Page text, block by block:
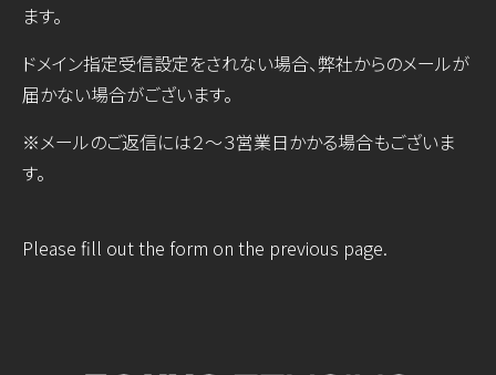
ます。
ドメイン指定受信設定をされない場合、弊社からのメールが
届かない場合がございます。
※メールのご返信には２～３営業日かかる場合もございま
す。
Please fill out the form on the previous page.